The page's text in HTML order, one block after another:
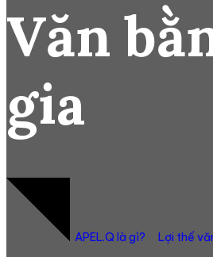
Văn
gia
APEL.Q là gì? Lợi thế